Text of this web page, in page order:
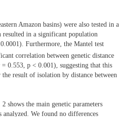
Amazon basins) were also tested in a
in a significant population
Furthermore, the Mantel test
correlation between genetic distance
= 0.553, p < 0.001), suggesting that this
result of isolation by distance between
2 shows the main genetic parameters
We found no differences